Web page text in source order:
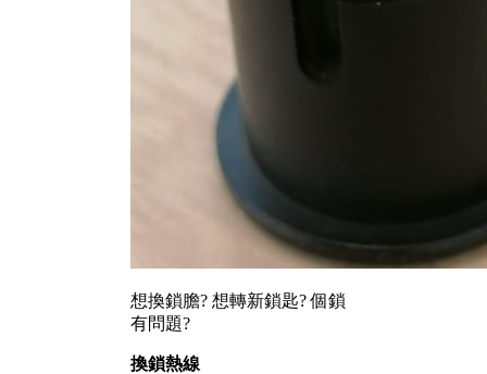
想換鎖膽? 想轉新鎖匙? 個鎖
有問題?
換鎖熱線